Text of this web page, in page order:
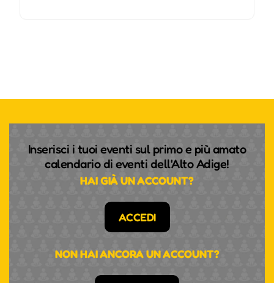
Inserisci i tuoi eventi sul primo e più amato
calendario di eventi dell'Alto Adige!
HAI GIÀ UN ACCOUNT?
ACCEDI
NON HAI ANCORA UN ACCOUNT?